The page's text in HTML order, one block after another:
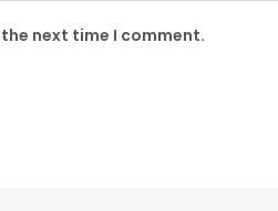
next time I comment.